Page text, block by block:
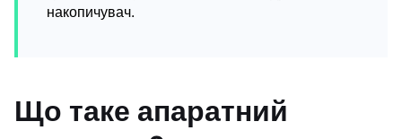
накопичувач.
Що таке апаратний